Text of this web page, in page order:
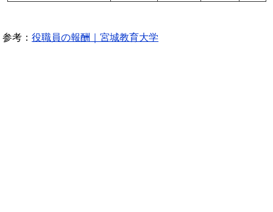
参考： 役職員の報酬｜宮城教育大学